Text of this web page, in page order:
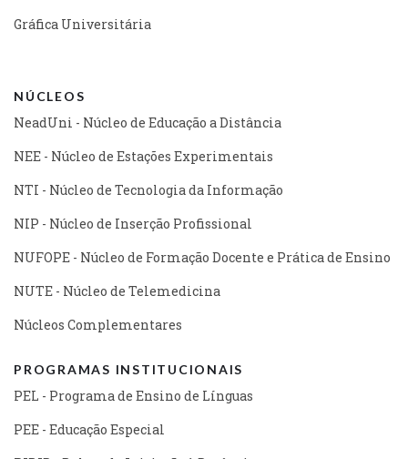
Gráfica Universitária
NÚCLEOS
NeadUni - Núcleo de Educação a Distância
NEE - Núcleo de Estações Experimentais
NTI - Núcleo de Tecnologia da Informação
NIP - Núcleo de Inserção Profissional
NUFOPE - Núcleo de Formação Docente e Prática de Ensino
NUTE - Núcleo de Telemedicina
Núcleos Complementares
PROGRAMAS INSTITUCIONAIS
PEL - Programa de Ensino de Línguas
PEE - Educação Especial